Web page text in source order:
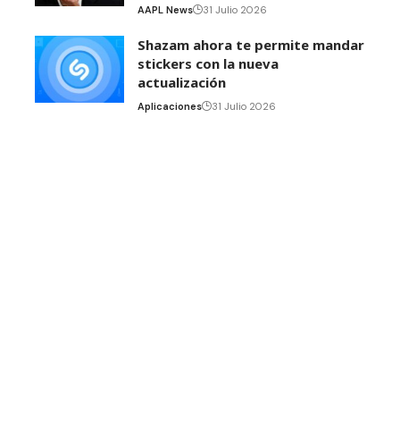
AAPL News 31 Julio 2026
Shazam ahora te permite mandar
stickers con la nueva
actualización
Aplicaciones 31 Julio 2026